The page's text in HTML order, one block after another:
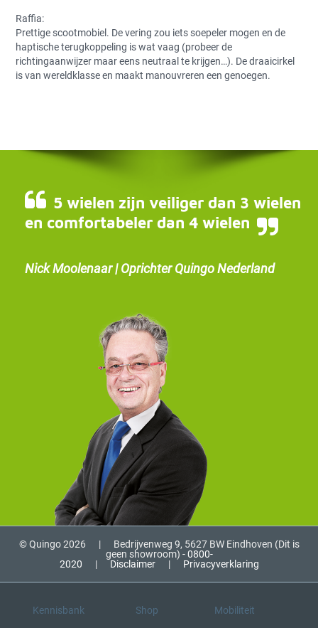
Raffia:
Prettige scootmobiel. De vering zou iets soepeler mogen en de
haptische terugkoppeling is wat vaag (probeer de
richtingaanwijzer maar eens neutraal te krijgen…). De draaicirkel
is van wereldklasse en maakt manouvreren een genoegen.
5 wielen zijn veiliger dan 3 wielen
en comfortabeler dan 4 wielen
Nick Moolenaar | Oprichter Quingo Nederland
© Quingo 2026 |
Bedrijvenweg 9, 5627 BW Eindhoven (Dit is
geen showroom) -0800-
2020
| Disclaimer | Privacyverklaring
Kennisbank Shop Mobiliteit